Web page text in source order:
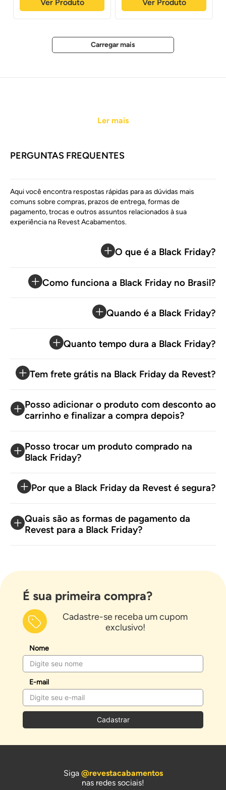
Ver Produto Ver Produto
Ler mais
PERGUNTAS FREQUENTES
Aqui você encontra respostas rápidas para as dúvidas mais
comuns sobre compras, prazos de entrega, formas de
pagamento, trocas e outros assuntos relacionados à sua
experiência na Revest Acabamentos.
O que é a Black Friday?
Como funciona a Black Friday no Brasil?
Quando é a Black Friday?
Quanto tempo dura a Black Friday?
Tem frete grátis na Black Friday da Revest?
Posso adicionar o produto com desconto ao
carrinho e finalizar a compra depois?
Posso trocar um produto comprado na
Black Friday?
Por que a Black Friday da Revest é segura?
Quais são as formas de pagamento da
Revest para a Black Friday?
É sua primeira compra?
Cadastre-se receba um cupom
exclusivo!
Nome
E-mail
Cadastrar
Siga @revestacabamentos
nas redes sociais!